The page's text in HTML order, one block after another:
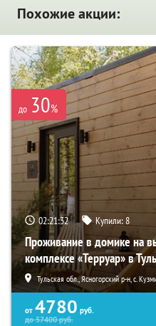
Похожие акции:
до 30%
02:21:31 Купили:8
Проживание в домике на
комплексе «Терруар» в
Тульская обл., Ясногорский р-н, с.
от 4780 руб.
до57400руб.